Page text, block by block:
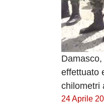
effettuato
chilometri
24 Aprile